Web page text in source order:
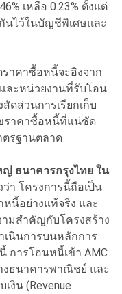
เหลือ 0.23% ตั้งแต่
นไว้ในบัญชีพิเศษและ
าคาซื้อหนี้จะอิงจาก
ะหน่วยงานที่รับโอน
ดส่วนการเรียกเก็บ
ขราคาซื้อหนี้ที่แน่ชัด
รฐานตลาด
ธนาคารกรุงไทย ใน
ว่า โครงการนี้ถือเป็น
นี้อย่างแท้จริง และ
มสำคัญกับโครงสร้าง
นินการบนหลักการ
การโอนหนี้เข้า AMC
งธนาคารพาณิชย์ และ
งิน (Revenue